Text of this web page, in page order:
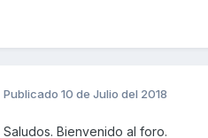
Publicado 10 de Julio del 2018
Saludos. Bienvenido al foro.